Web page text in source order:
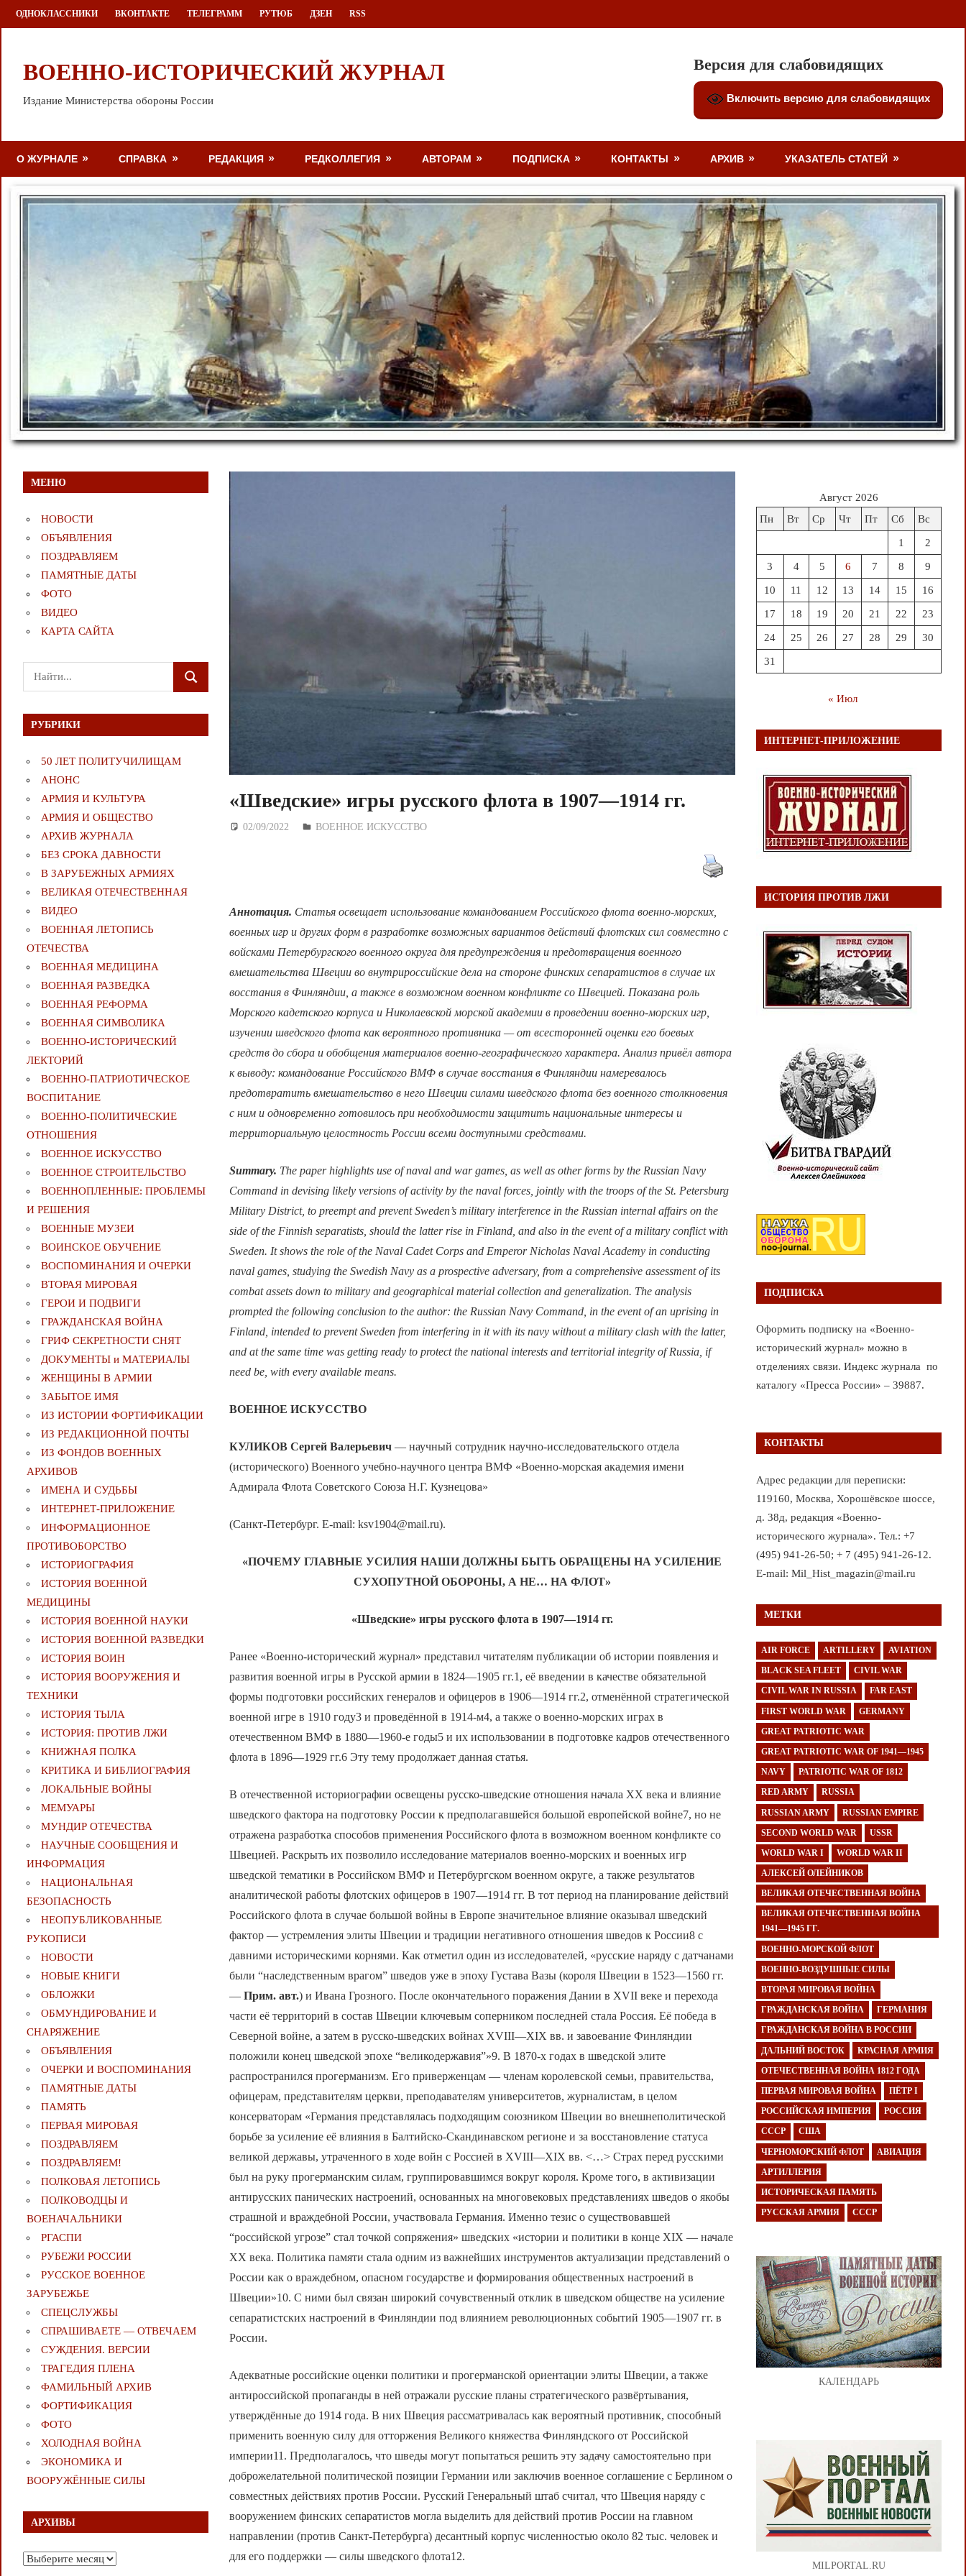
Перейти
к
ОДНОКЛАССНИКИ ВКОНТАКТЕ ТЕЛЕГРАММ РУТЮБ ДЗЕН RSS
ВОЕННО-ИСТОРИЧЕСКИЙ ЖУРНАЛ
Издание Министерства обороны России
Версия для слабовидящих
Включить версию для слабовидящих
О ЖУРНАЛЕ СПРАВКА РЕДАКЦИЯ РЕДКОЛЛЕГИЯ АВТОРАМ ПОДПИСКА КОНТАКТЫ АРХИВ УКАЗАТЕЛЬ СТАТЕЙ
«Шведские» игры русского флота в 1907—1914 гг.
02/09/2022 Дежурный по Редакции
ВОЕННОЕ ИСКУССТВО
Аннотация. Статья освещает использование командованием Российского флота военно-морских,
военных игр и других форм в разработке возможных вариантов действий флотских сил совместно с
войсками Петербургского военного округа для предупреждения и предотвращения военного
вмешательства Швеции во внутрироссийские дела на стороне финских сепаратистов в случае их
восстания в Финляндии, а также в возможном военном конфликте со Швецией. Показана роль
Морского кадетского корпуса и Николаевской морской академии в проведении военно-морских игр,
изучении шведского флота как вероятного противника — от всесторонней оценки его боевых
средств до сбора и обобщения материалов военно-географического характера. Анализ привёл автора
к выводу: командование Российского ВМФ в случае восстания в Финляндии намеревалось
предотвратить вмешательство в него Швеции силами шведского флота без военного столкновения
с ним и одновременно готовилось при необходимости защитить национальные интересы и
территориальную целостность России всеми доступными средствами.
Summary. The paper highlights use of naval and war games, as well as other forms by the Russian Navy
Command in devising likely versions of activity by the naval forces, jointly with the troops of the St. Petersburg
Military District, to preempt and prevent Sweden’s military interference in the Russian internal affairs on the
side of the Finnish separatists, should the latter rise in Finland, and also in the event of a military conflict with
Sweden. It shows the role of the Naval Cadet Corps and Emperor Nicholas Naval Academy in conducting
naval games, studying the Swedish Navy as a prospective adversary, from a comprehensive assessment of its
combat assets down to military and geographical material collection and generalization. The analysis
prompted the following conclusion to the author: the Russian Navy Command, in the event of an uprising in
Finland, intended to prevent Sweden from interfering in it with its navy without a military clash with the latter,
and at the same time was getting ready to protect the national interests and territorial integrity of Russia, if
need be, with every available means.
ВОЕННОЕ ИСКУССТВО
КУЛИКОВ Сергей Валерьевич — научный сотрудник научно-исследовательского отдела
(исторического) Военного учебно-научного центра ВМФ «Военно-морская академия имени
Адмирала Флота Советского Союза Н.Г. Кузнецова»
(Санкт-Петербург. E-mail: ksv1904@mail.ru).
«ПОЧЕМУ ГЛАВНЫЕ УСИЛИЯ НАШИ ДОЛЖНЫ БЫТЬ ОБРАЩЕНЫ НА УСИЛЕНИЕ
СУХОПУТНОЙ ОБОРОНЫ, А НЕ… НА ФЛОТ»
«Шведские» игры русского флота в 1907—1914 гг.
Ранее «Военно-исторический журнал» представил читателям публикации об истории появления и
развития военной игры в Русской армии в 1824—1905 гг.1, её введении в качестве обязательной
формы подготовки российских генералов и офицеров в 1906—1914 гг.2, отменённой стратегической
военной игре в 1910 году3 и проведённой в 1914-м4, а также о военно-морских играх в
отечественном ВМФ в 1880—1960-е годы5 и их использовании в подготовке кадров отечественного
флота в 1896—1929 гг.6 Эту тему продолжает данная статья.
В отечественной историографии освещены русско-шведские отношения начала XX века и влияние
шведского фактора на подготовку России к предполагавшейся большой европейской войне7, но не
отражена разработка способов применения Российского флота в возможном военном конфликте со
Швецией. Раскрыть их позволило исследование материалов военно-морских и военных игр
шведской тематики в Российском ВМФ и Петербургском военном округе, а также результатов
аналитической работы флотских офицеров в 1907—1914 гг. В тот период на планирование действий
Российского флота в случае большой войны в Европе значительное влияние оказывал шведский
фактор — устремления элиты Швеции и традиции негативного отношения шведов к России8 с
давними историческими корнями. Как отметил один из исследователей, «русские наряду с датчанами
были “наследственным врагом” шведов уже в эпоху Густава Вазы (короля Швеции в 1523—1560 гг.
—Прим. авт.) и Ивана Грозного. После окончательного поражения Дании в XVII веке и перехода
части её территорий в состав Швеции ключевым соперником последней стала Россия. Её победа в
Северной войне, а затем в русско-шведских войнах XVIII—XIX вв. и завоевание Финляндии
положили конец шведской эпохе “великодержавия”»9. В 1870-х годах в шведской элите
распространился прогерманизм. Его приверженцам — членам королевской семьи, правительства,
офицерам, представителям церкви, преподавателям университетов, журналистам, в целом
консерваторам «Германия представлялась подходящим союзником Швеции во внешнеполитической
борьбе за усиление её влияния в Балтийско-Скандинавском регионе и за восстановление статуса
великой державы, утраченного в ходе войн с Россией в XVIII—XIX вв. <…> Страх перед русскими
был на руку прогерманским силам, группировавшимся вокруг короля. Кроме того, в активизации
антирусских панических настроений, основанных на многовековых представлениях шведов о якобы
страшной и враждебной России, участвовала Германия. Именно тезис о существовавшей
“российской угрозе” стал точкой сопряжения» шведских «истории и политики в конце XIX — начале
XX века. Политика памяти стала одним из важнейших инструментов актуализации представлений о
России как о враждебном, опасном государстве и формирования общественных настроений в
Швеции»10. С ними был связан широкий сочувственный отклик в шведском обществе на усиление
сепаратистских настроений в Финляндии под влиянием революционных событий 1905—1907 гг. в
России.
Адекватные российские оценки политики и прогерманской ориентации элиты Швеции, а также
антироссийской пропаганды в ней отражали русские планы стратегического развёртывания,
утверждённые до 1914 года. В них Швеция рассматривалась как вероятный противник, способный
применить военную силу для отторжения Великого княжества Финляндского от Российской
империи11. Предполагалось, что шведы могут попытаться решить эту задачу самостоятельно при
доброжелательной политической позиции Германии или заключив военное соглашение с Берлином о
совместных действиях против России. Русский Генеральный штаб считал, что Швеция наряду с
вооружением финских сепаратистов могла выделить для действий против России на главном
направлении (против Санкт-Петербурга) десантный корпус численностью около 82 тыс. человек и
для его поддержки — силы шведского флота12.
МЕНЮ
НОВОСТИ
ОБЪЯВЛЕНИЯ
ПОЗДРАВЛЯЕМ
ПАМЯТНЫЕ ДАТЫ
ФОТО
ВИДЕО
КАРТА САЙТА
Поиск
для:
ПОИСК
РУБРИКИ
50 ЛЕТ ПОЛИТУЧИЛИЩАМ
АНОНС
АРМИЯ И КУЛЬТУРА
АРМИЯ И ОБЩЕСТВО
АРХИВ ЖУРНАЛА
БЕЗ СРОКА ДАВНОСТИ
В ЗАРУБЕЖНЫХ АРМИЯХ
ВЕЛИКАЯ ОТЕЧЕСТВЕННАЯ
ВИДЕО
ВОЕННАЯ ЛЕТОПИСЬ
ОТЕЧЕСТВА
ВОЕННАЯ МЕДИЦИНА
ВОЕННАЯ РАЗВЕДКА
ВОЕННАЯ РЕФОРМА
ВОЕННАЯ СИМВОЛИКА
ВОЕННО-ИСТОРИЧЕСКИЙ
ЛЕКТОРИЙ
ВОЕННО-ПАТРИОТИЧЕСКОЕ
ВОСПИТАНИЕ
ВОЕННО-ПОЛИТИЧЕСКИE
ОТНОШЕНИЯ
ВОЕННОЕ ИСКУССТВО
ВОЕННОЕ СТРОИТЕЛЬСТВО
ВОЕННОПЛЕННЫЕ: ПРОБЛЕМЫ
И РЕШЕНИЯ
ВОЕННЫЕ МУЗЕИ
ВОИНСКОЕ ОБУЧЕНИЕ
ВОСПОМИНАНИЯ И ОЧЕРКИ
ВТОРАЯ МИРОВАЯ
ГЕРОИ И ПОДВИГИ
ГРАЖДАНСКАЯ ВОЙНА
ГРИФ СЕКРЕТНОСТИ СНЯТ
ДОКУМЕНТЫ и МАТЕРИАЛЫ
ЖЕНЩИНЫ В АРМИИ
ЗАБЫТОЕ ИМЯ
ИЗ ИСТОРИИ ФОРТИФИКАЦИИ
ИЗ РЕДАКЦИОННОЙ ПОЧТЫ
ИЗ ФОНДОВ ВОЕННЫХ
АРХИВОВ
ИМЕНА И СУДЬБЫ
ИНТЕРНЕТ-ПРИЛОЖЕНИЕ
ИНФОРМАЦИОННОЕ
ПРОТИВОБОРСТВО
ИСТОРИОГРАФИЯ
ИСТОРИЯ ВОЕННОЙ
МЕДИЦИНЫ
ИСТОРИЯ ВОЕННОЙ НАУКИ
ИСТОРИЯ ВОЕННОЙ РАЗВЕДКИ
ИСТОРИЯ ВОИН
ИСТОРИЯ ВООРУЖЕНИЯ И
ТЕХНИКИ
ИСТОРИЯ ТЫЛА
ИСТОРИЯ: ПРОТИВ ЛЖИ
КНИЖНАЯ ПОЛКА
КРИТИКА И БИБЛИОГРАФИЯ
ЛОКАЛЬНЫЕ ВОЙНЫ
МЕМУАРЫ
МУНДИР ОТЕЧЕСТВА
НАУЧНЫЕ СООБЩЕНИЯ И
ИНФОРМАЦИЯ
НАЦИОНАЛЬНАЯ
БЕЗОПАСНОСТЬ
НЕОПУБЛИКОВАННЫЕ
РУКОПИСИ
НОВОСТИ
НОВЫЕ КНИГИ
ОБЛОЖКИ
ОБМУНДИРОВАНИЕ И
СНАРЯЖЕНИЕ
ОБЪЯВЛЕНИЯ
ОЧЕРКИ И ВОСПОМИНАНИЯ
ПАМЯТНЫЕ ДАТЫ
ПАМЯТЬ
ПЕРВАЯ МИРОВАЯ
ПОЗДРАВЛЯЕМ
ПОЗДРАВЛЯЕМ!
ПОЛКОВАЯ ЛЕТОПИСЬ
ПОЛКОВОДЦЫ И
ВОЕНАЧАЛЬНИКИ
РГАСПИ
РУБЕЖИ РОССИИ
РУССКОЕ ВОЕННОЕ
ЗАРУБЕЖЬЕ
СПЕЦСЛУЖБЫ
СПРАШИВАЕТЕ — ОТВЕЧАЕМ
СУЖДЕНИЯ. ВЕРСИИ
ТРАГЕДИЯ ПЛЕНА
ФАМИЛЬНЫЙ АРХИВ
ФОРТИФИКАЦИЯ
ФОТО
ХОЛОДНАЯ ВОЙНА
ЭКОНОМИКА И
ВООРУЖЁННЫЕ СИЛЫ
АРХИВЫ
Архивы
Август 2026
Пн
Вт Ср Чт Пт Сб Вс
1 2
3 4 5 6 7 8 9
10 11 12 13 14 15 16
17 18 19 20 21 22 23
24 25 26 27 28 29 30
31
« Июл
ИНТЕРНЕТ-ПРИЛОЖЕНИЕ
ИСТОРИЯ ПРОТИВ ЛЖИ
ПОДПИСКА
Оформить подписку на «Военно-
исторический журнал» можно в
отделениях связи. Индекс журнала по
каталогу «Пресса России» – 39887.
КОНТАКТЫ
Адрес редакции для переписки:
119160, Москва, Хорошёвское шоссе,
д. 38д, редакция «Военно-
исторического журнала». Тел.: +7
(495) 941-26-50; + 7 (495) 941-26-12.
E-mail: Mil_Hist_magazin@mail.ru
МЕТКИ
AIR FORCE ARTILLERY AVIATION
BLACK SEA FLEET CIVIL WAR
CIVIL WAR IN RUSSIA FAR EAST
FIRST WORLD WAR GERMANY
GREAT PATRIOTIC WAR
GREAT PATRIOTIC WAR OF 1941—1945
NAVY PATRIOTIC WAR OF 1812
RED ARMY RUSSIA
RUSSIAN ARMY RUSSIAN EMPIRE
SECOND WORLD WAR USSR
WORLD WAR I WORLD WAR II
АЛЕКСЕЙ ОЛЕЙНИКОВ
ВЕЛИКАЯ ОТЕЧЕСТВЕННАЯ ВОЙНА
ВЕЛИКАЯ ОТЕЧЕСТВЕННАЯ ВОЙНА
1941—1945 ГГ.
ВОЕННО-МОРСКОЙ ФЛОТ
ВОЕННО-ВОЗДУШНЫЕ СИЛЫ
ВТОРАЯ МИРОВАЯ ВОЙНА
ГРАЖДАНСКАЯ ВОЙНА ГЕРМАНИЯ
ГРАЖДАНСКАЯ ВОЙНА В РОССИИ
ДАЛЬНИЙ ВОСТОК КРАСНАЯ АРМИЯ
ОТЕЧЕСТВЕННАЯ ВОЙНА 1812 ГОДА
ПЕРВАЯ МИРОВАЯ ВОЙНА ПЁТР I
РОССИЙСКАЯ ИМПЕРИЯ РОССИЯ
СССР США
ЧЕРНОМОРСКИЙ ФЛОТ АВИАЦИЯ
АРТИЛЛЕРИЯ
ИСТОРИЧЕСКАЯ ПАМЯТЬ
РУССКАЯ АРМИЯ СССР
КАЛЕНДАРЬ
MILPORTAL.RU